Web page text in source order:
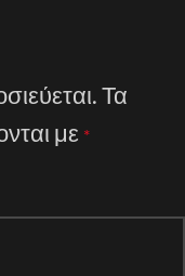
Τα
με *